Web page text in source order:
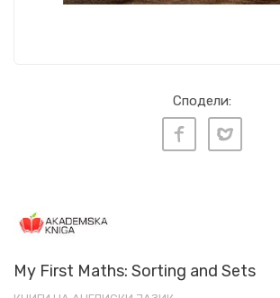
Сподели:
My First Maths: Sorting and Sets